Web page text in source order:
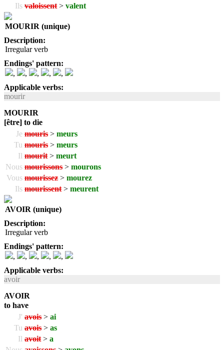
Ils valoissent > valent
MOURIR (unique)
Description:
Irregular verb
Endings' pattern:
,
, , ,
,
Applicable verbs:
mourir
MOURIR
[être] to die
Je mouris > meurs
Tu mouris > meurs
Il mourit > meurt
Nous mourissons > mourons
Vous mourissez > mourez
Ils mourissent > meurent
AVOIR (unique)
Description:
Irregular verb
Endings' pattern:
,
, , ,
,
Applicable verbs:
avoir
AVOIR
to have
J' avois > ai
Tu avois > as
Il avoit > a